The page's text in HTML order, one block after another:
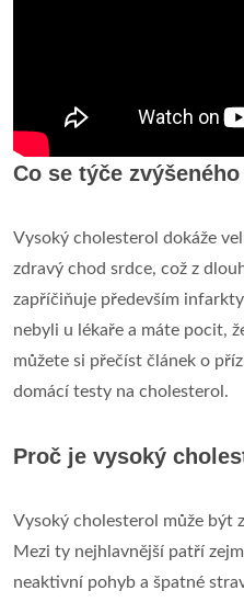
Co se týče
Vysoký cholesterol dokáže
zdravý chod srdce, což z
zapříčiňuje především
nebyli u lékaře a máte pocit,
můžete si přečíst článek o
domácí testy na cholesterol.
Proč je vysoký
Vysoký cholesterol může být
Mezi ty nejhlavnější patří
neaktivní pohyb a špatné